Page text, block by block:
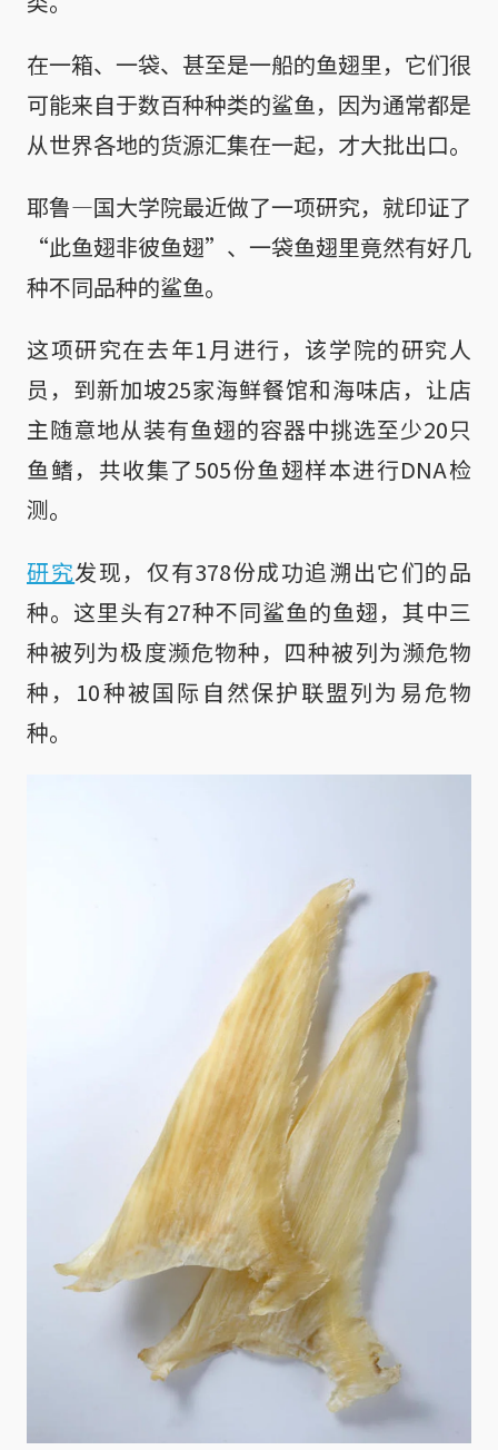
在一箱、一袋、甚至是一船的鱼翅里，它们很
可能来自于数百种种类的鲨鱼，因为通常都是
从世界各地的货源汇集在一起，才大批出口。
耶鲁—国大学院最近做了一项研究，就印证了
“此鱼翅非彼鱼翅”、一袋鱼翅里竟然有好几
种不同品种的鲨鱼。
这项研究在去年1月进行，该学院的研究人
员，到新加坡25家海鲜餐馆和海味店，让店
主随意地从装有鱼翅的容器中挑选至少20只
鱼鳍，共收集了505份鱼翅样本进行DNA检
测。
研究发现，仅有378份成功追溯出它们的品
种。这里头有27种不同鲨鱼的鱼翅，其中三
种被列为极度濒危物种，四种被列为濒危物
种，10种被国际自然保护联盟列为易危物
种。